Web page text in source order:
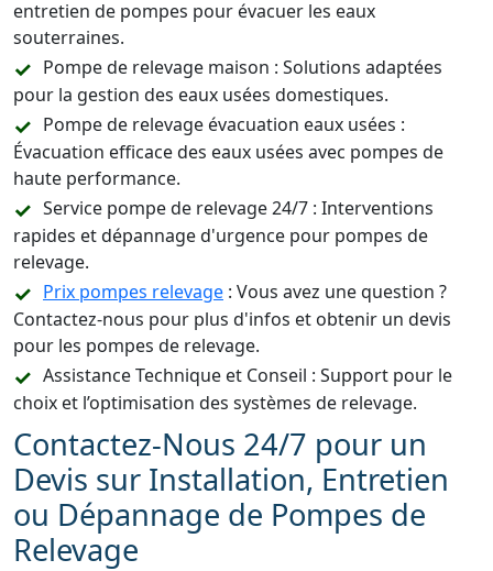
entretien de pompes pour évacuer les eaux
souterraines.
Pompe de relevage maison : Solutions adaptées
pour la gestion des eaux usées domestiques.
Pompe de relevage évacuation eaux usées :
Évacuation efficace des eaux usées avec pompes de
haute performance.
Service pompe de relevage 24/7 : Interventions
rapides et dépannage d'urgence pour pompes de
relevage.
Prix pompes relevage : Vous avez une question ?
Contactez-nous pour plus d'infos et obtenir un devis
pour les pompes de relevage.
Assistance Technique et Conseil : Support pour le
choix et l’optimisation des systèmes de relevage.
Contactez-Nous 24/7 pour un
Devis sur Installation, Entretien
ou Dépannage de Pompes de
Relevage